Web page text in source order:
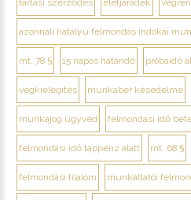
tartási szerződés életjáradék
azonnali hatályú felmondás indokai
mt. 78 § 15 napos határidő próbaidő
végkielégítés munkabér késedelme
munkajog ügyvéd felmondási idő
felmondási idő táppénz alatt mt. 68 §
felmondási tilalom munkáltatói